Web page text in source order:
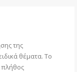
της
θέματα. Το
πλήθος